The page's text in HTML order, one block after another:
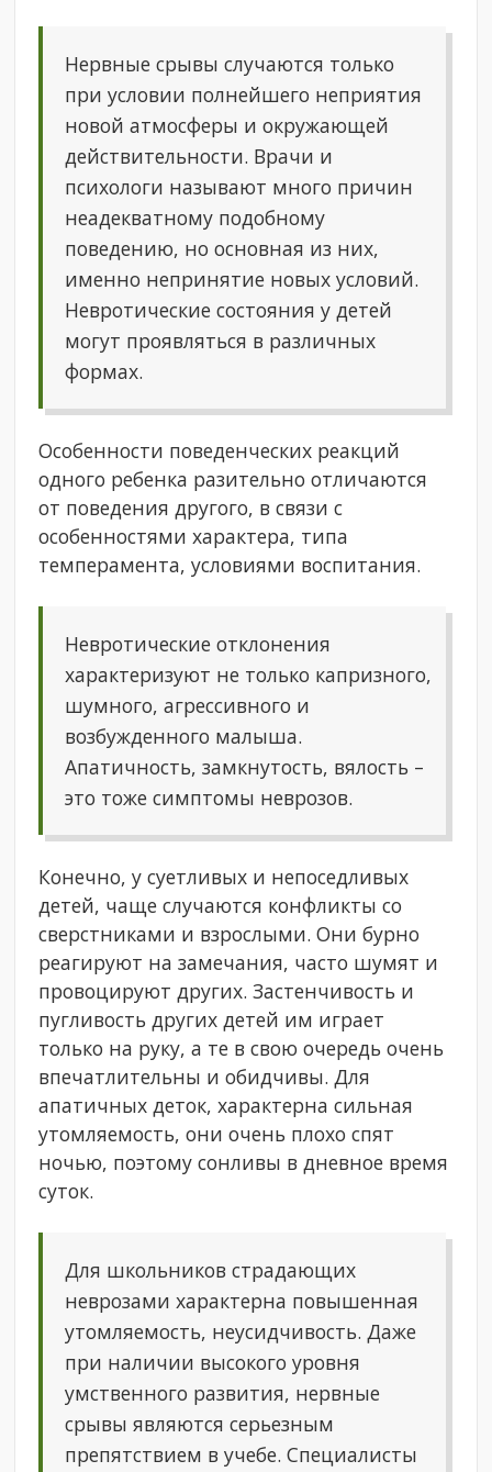
Нервные срывы случаются только
при условии полнейшего неприятия
новой атмосферы и окружающей
действительности. Врачи и
психологи называют много причин
неадекватному подобному
поведению, но основная из них,
именно непринятие новых условий.
Невротические состояния у детей
могут проявляться в различных
формах.
Особенности поведенческих реакций
одного ребенка разительно отличаются
от поведения другого, в связи с
особенностями характера, типа
темперамента, условиями воспитания.
Невротические отклонения
характеризуют не только капризного,
шумного, агрессивного и
возбужденного малыша.
Апатичность, замкнутость, вялость –
это тоже симптомы неврозов.
Конечно, у суетливых и непоседливых
детей, чаще случаются конфликты со
сверстниками и взрослыми. Они бурно
реагируют на замечания, часто шумят и
провоцируют других. Застенчивость и
пугливость других детей им играет
только на руку, а те в свою очередь очень
впечатлительны и обидчивы. Для
апатичных деток, характерна сильная
утомляемость, они очень плохо спят
ночью, поэтому сонливы в дневное время
суток.
Для школьников страдающих
неврозами характерна повышенная
утомляемость, неусидчивость. Даже
при наличии высокого уровня
умственного развития, нервные
срывы являются серьезным
препятствием в учебе. Специалисты